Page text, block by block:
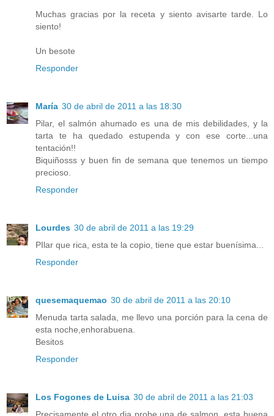
Muchas gracias por la receta y siento avisarte tarde. Lo
siento!
Un besote
Responder
María 30 de abril de 2011 a las 18:30
Pilar, el salmón ahumado es una de mis debilidades, y la
tarta te ha quedado estupenda y con ese corte...una
tentación!!
Biquiñosss y buen fin de semana que tenemos un tiempo
precioso.
Responder
Lourdes 30 de abril de 2011 a las 19:29
PIlar que rica, esta te la copio, tiene que estar buenísima...
Responder
quesemaquemao 30 de abril de 2011 a las 20:10
Menuda tarta salada, me llevo una porción para la cena de
esta noche,enhorabuena.
Besitos
Responder
Los Fogones de Luisa 30 de abril de 2011 a las 21:03